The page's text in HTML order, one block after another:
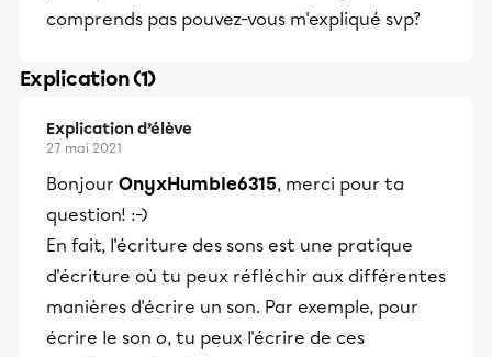
comprends pas pouvez-vous m'expliqué svp?
Explication (1)
Explication d’élève
27 mai 2021
Bonjour OnyxHumble6315, merci pour ta
question! :-)
En fait, l'écriture des sons est une pratique
d'écriture où tu peux réfléchir aux différentes
manières d'écrire un son. Par exemple, pour
écrire le son o, tu peux l'écrire de ces